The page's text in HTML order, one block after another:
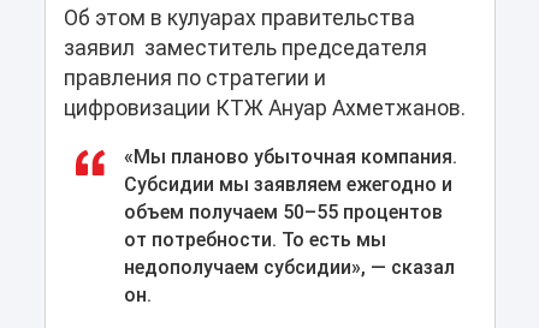
Об этом в кулуарах правительства
заявил заместитель председателя
правления по стратегии и
цифровизации КТЖ Ануар Ахметжанов.
«Мы планово убыточная компания.
Субсидии мы заявляем ежегодно и
объем получаем 50–55 процентов
от потребности. То есть мы
недополучаем субсидии», — сказал
он.